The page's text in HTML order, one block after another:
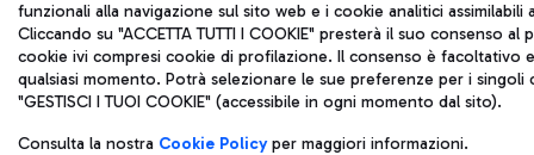
funzionali alla navigazione sul sito web e i cookie analitici assimilabili
Cliccando su "ACCETTA TUTTI I COOKIE" presterà il suo consenso
cookie ivi compresi cookie di profilazione. Il consenso è facoltativo
qualsiasi momento. Potrà selezionare le sue preferenze per i singoli
"GESTISCI I TUOI COOKIE" (accessibile in ogni momento dal sito).
Consulta la nostra Cookie Policyper maggiori informazioni.